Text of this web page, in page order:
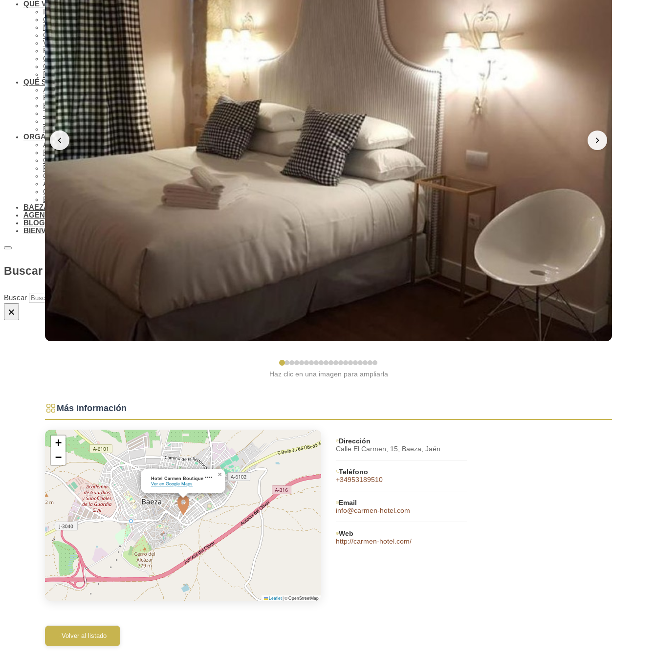
QUÉ VER
IMPRESCINDIBLES
QUÉ VER – MONUMENTOS
MUSEOS
QUÉ VER – LAGUNA GRANDE
VISITAS VIRTUALES
RUTAS Y GUÍAS MONUMENTALES
OLEOTURISMO
GASTRONOMÍA BAEZANA
FIESTAS Y SEMANA SANTA
QUÉ SABER
ANTONIO MACHADO EN BAEZA
BAEZA PLATÓ DE CINE
BAEZA, CIUDAD UNIVERSITARIA
TURISMO DE CONGRESOS EN BAEZA
TURISMO FAMILIAR EN BAEZA
REDES COLABORATIVAS BAEZA
ORGANIZA TU VISITA
ALOJAMIENTOS
RESTAURANTES
OTROS SERVICIOS TURÍSTICOS
PLANOS
CÓMO LLEGAR A BAEZA
APARCAMIENTO Y TRANSPORTE PÚBLICO
OFICINA DE TURISMO
BAEZA ACCESIBLE
BAEZA, PATRIMONIO MUNDIAL
AGENDA CULTURAL
BLOG
BIENVENIDOS A BAEZA
Buscar en el sitio
Buscar
×
Haz clic en una imagen para ampliarla
Más información
Hotel Carmen Boutique ****
Ver en Google Maps
×
+
−
Leaflet|© OpenStreetMap
Dirección
Calle El Carmen, 15, Baeza, Jaén
Teléfono
+34953189510
Email
info@carmen-hotel.com
Web
http://carmen-hotel.com/
Volver al listado